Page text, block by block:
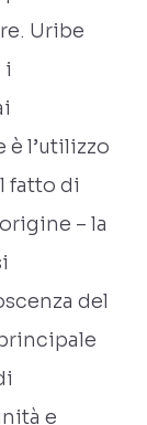
Uribe
i
l’utilizzo
fatto di
– la
del
e